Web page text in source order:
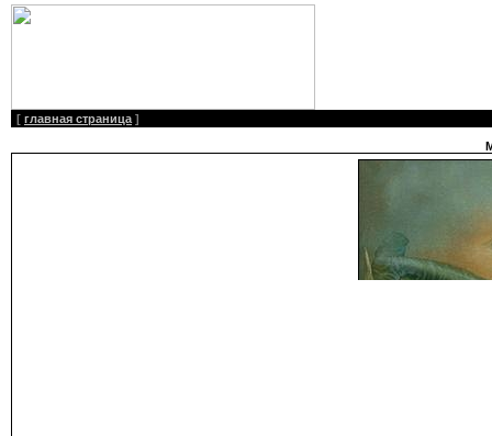
[ главная страница ]